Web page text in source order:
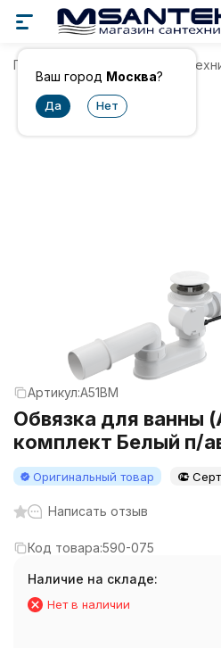
Ваш город Москва?
Главная Инженерная
Артикул:A51BM
Обвязка для ванны
комплект Белый п/
Оригинальный товар
Написать отзыв
Код товара:590-075
Наличие на складе:
Нет в наличии